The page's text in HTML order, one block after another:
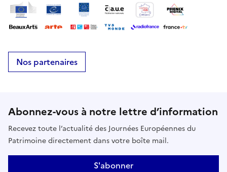
Nos partenaires
Abonnez-vous à notre lettre d’information
Recevez toute l’actualité des Journées Européennes du
Patrimoine directement dans votre boîte mail.
S'abonner